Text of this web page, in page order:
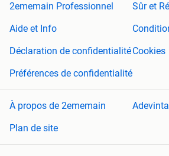
2ememain Professionnel
Sûr et
Aide et Info
Déclaration de confidentialitéCookies
Préférences de confidentialité
À propos de 2ememain
Adevinta
Plan de site